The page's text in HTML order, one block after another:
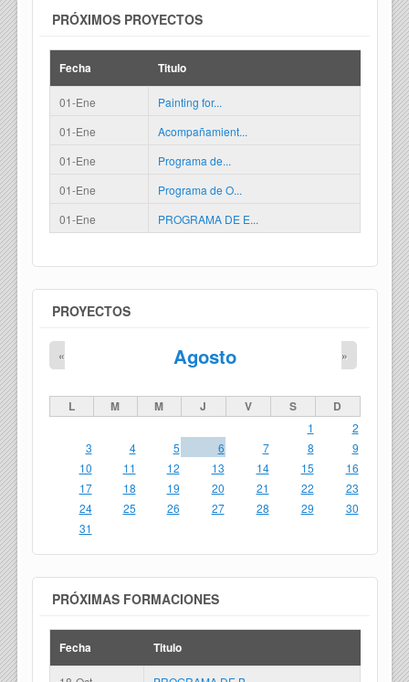
PRÓXIMOS PROYECTOS
Fecha Titulo
01-Ene
Painting for...
01-Ene
Acompañamient...
01-Ene
Programa de...
01-Ene
Programa de O...
01-Ene
PROGRAMA DE E...
PROYECTOS
Agosto
« »
L M M J V S D
1
2
3
4 5 6 7 8
9
10
11 12 13 14 15
16
17
18 19 20 21 22
23
24
25 26 27 28 29
30
31
PRÓXIMAS FORMACIONES
Fecha Titulo